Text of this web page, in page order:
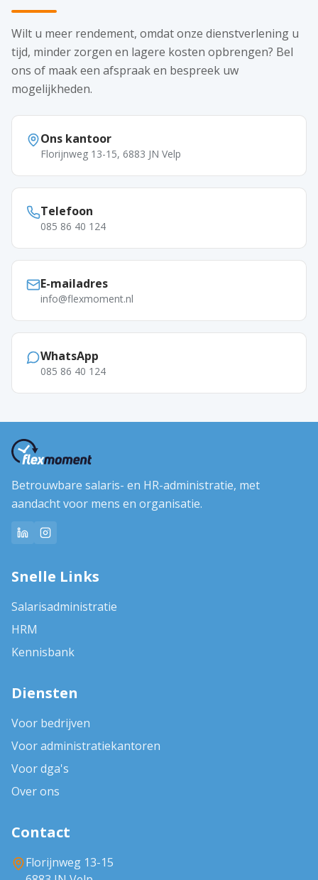
Wilt u meer rendement, omdat onze dienstverlening u
tijd, minder zorgen en lagere kosten opbrengen? Bel
ons of maak een afspraak en bespreek uw
mogelijkheden.
Ons kantoor
Florijnweg 13-15, 6883 JN Velp
Telefoon
085 86 40 124
E-mailadres
info@flexmoment.nl
WhatsApp
085 86 40 124
Betrouwbare salaris- en HR-administratie, met
aandacht voor mens en organisatie.
Snelle Links
Salarisadministratie
HRM
Kennisbank
Diensten
Voor bedrijven
Voor administratiekantoren
Voor dga's
Over ons
Contact
Florijnweg 13-15